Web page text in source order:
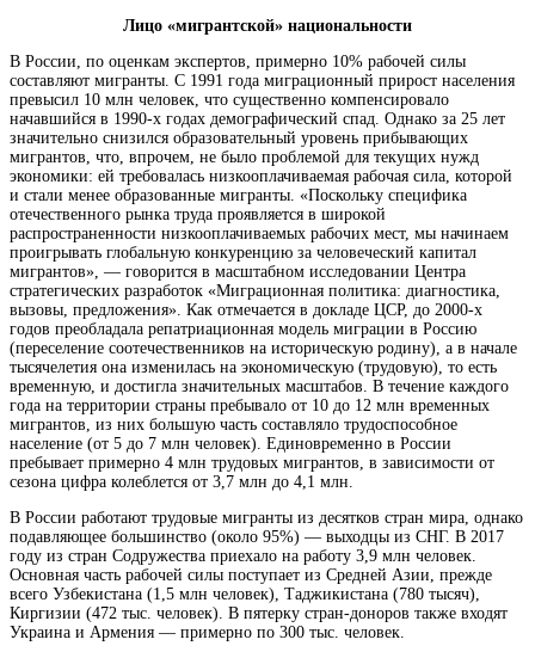
Лицо «мигрантской» национальности
В России, по оценкам экспертов, примерно 10% рабочей силы
составляют мигранты. С 1991 года миграционный прирост населения
превысил 10 млн человек, что существенно компенсировало
начавшийся в 1990-х годах демографический спад. Однако за 25 лет
значительно снизился образовательный уровень прибывающих
мигрантов, что, впрочем, не было проблемой для текущих нужд
экономики: ей требовалась низкооплачиваемая рабочая сила, которой
и стали менее образованные мигранты. «Поскольку специфика
отечественного рынка труда проявляется в широкой
распространенности низкооплачиваемых рабочих мест, мы начинаем
проигрывать глобальную конкуренцию за человеческий капитал
мигрантов», — говорится в масштабном исследовании Центра
стратегических разработок «Миграционная политика: диагностика,
вызовы, предложения». Как отмечается в докладе ЦСР, до 2000-х
годов преобладала репатриационная модель миграции в Россию
(переселение соотечественников на историческую родину), а в начале
тысячелетия она изменилась на экономическую (трудовую), то есть
временную, и достигла значительных масштабов. В течение каждого
года на территории страны пребывало от 10 до 12 млн временных
мигрантов, из них большую часть составляло трудоспособное
население (от 5 до 7 млн человек). Единовременно в России
пребывает примерно 4 млн трудовых мигрантов, в зависимости от
сезона цифра колеблется от 3,7 млн до 4,1 млн.
В России работают трудовые мигранты из десятков стран мира, однако
подавляющее большинство (около 95%) — выходцы из СНГ. В 2017
году из стран Содружества приехало на работу 3,9 млн человек.
Основная часть рабочей силы поступает из Средней Азии, прежде
всего Узбекистана (1,5 млн человек), Таджикистана (780 тысяч),
Киргизии (472 тыс. человек). В пятерку стран-доноров также входят
Украина и Армения — примерно по 300 тыс. человек.